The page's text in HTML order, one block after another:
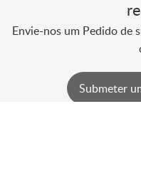
Envie-nos um Pedido de
Submeter